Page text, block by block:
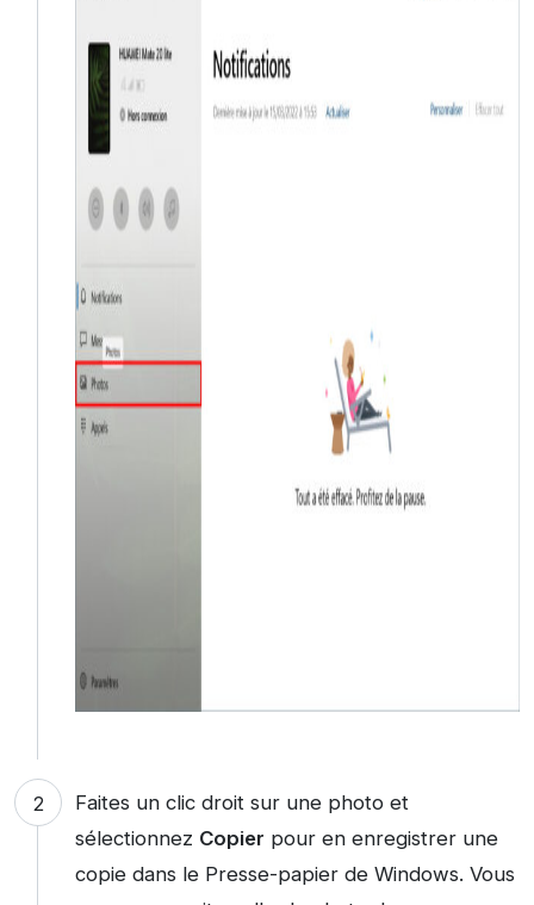
Faites un clic droit sur une photo et
sélectionnez Copier pour en enregistrer une
copie dans le Presse-papier de Windows. Vous